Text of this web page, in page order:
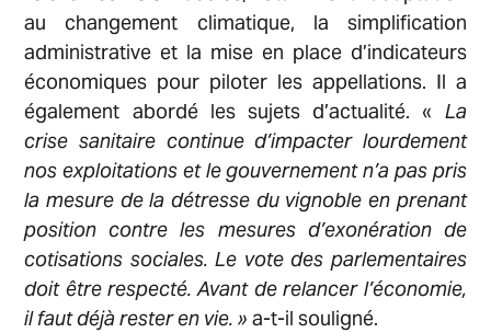
Actualités
Presse
au changement climatique, la simplification
administrative et la mise en place d’indicateurs
économiques pour piloter les appellations. Il a
également abordé les sujets d’actualité. « La
crise sanitaire continue d’impacter lourdement
nos exploitations et le gouvernement n’a pas pris
la mesure de la détresse du vignoble en prenant
position contre les mesures d’exonération de
cotisations sociales. Le vote des parlementaires
doit être respecté. Avant de relancer l’économie,
il faut déjà rester en vie. » a-t-il souligné.